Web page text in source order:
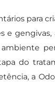
para
e
do
a